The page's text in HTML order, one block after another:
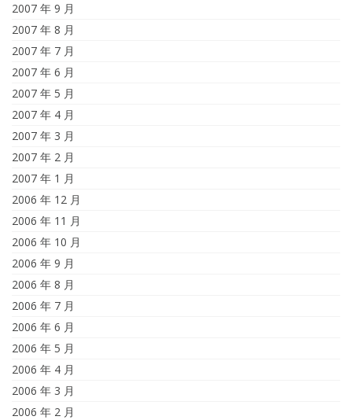
2007 年 9 月
2007 年 8 月
2007 年 7 月
2007 年 6 月
2007 年 5 月
2007 年 4 月
2007 年 3 月
2007 年 2 月
2007 年 1 月
2006 年 12 月
2006 年 11 月
2006 年 10 月
2006 年 9 月
2006 年 8 月
2006 年 7 月
2006 年 6 月
2006 年 5 月
2006 年 4 月
2006 年 3 月
2006 年 2 月